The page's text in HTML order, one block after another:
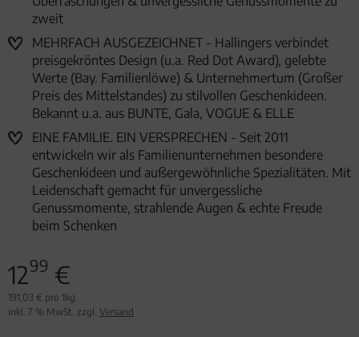
zweit
MEHRFACH AUSGEZEICHNET - Hallingers verbindet
preisgekröntes Design (u.a. Red Dot Award), gelebte
Werte (Bay. Familienlöwe) & Unternehmertum (Großer
Preis des Mittelstandes) zu stilvollen Geschenkideen.
Bekannt u.a. aus BUNTE, Gala, VOGUE & ELLE
EINE FAMILIE. EIN VERSPRECHEN - Seit 2011
entwickeln wir als Familienunternehmen besondere
Geschenkideen und außergewöhnliche Spezialitäten. Mit
Leidenschaft gemacht für unvergessliche
Genussmomente, strahlende Augen & echte Freude
beim Schenken
1299 €
191,03 € pro 1kg
inkl. 7 % MwSt. zzgl. Versand